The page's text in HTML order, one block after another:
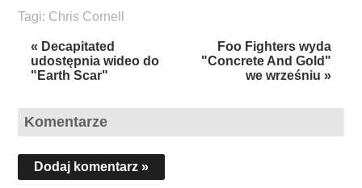
Tagi: Chris Cornell
« Decapitated
udostępnia wideo do
"Earth Scar"
Foo Fighters wyda
"Concrete And Gold"
we wrześniu »
Komentarze
Dodaj komentarz »